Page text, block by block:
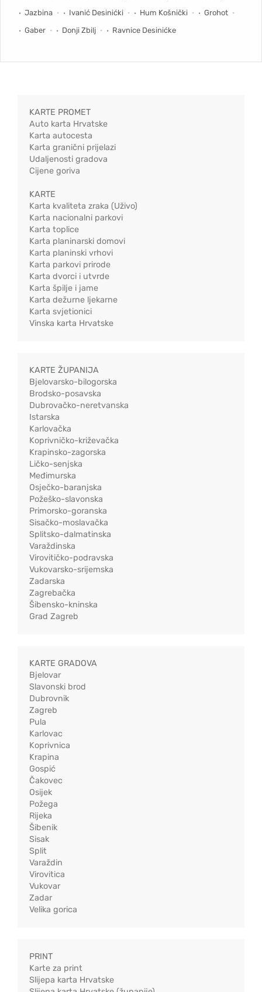
Jazbina
Ivanić Desinićki Hum Košnički
Grohot
Gaber
Donji Zbilj Ravnice Desinićke
KARTE PROMET
Auto karta Hrvatske
Karta autocesta
Karta granični prijelazi
Udaljenosti gradova
Cijene goriva
KARTE
Karta kvaliteta zraka (Uživo)
Karta nacionalni parkovi
Karta toplice
Karta planinarski domovi
Karta planinski vrhovi
Karta parkovi prirode
Karta dvorci i utvrde
Karta špilje i jame
Karta dežurne ljekarne
Karta svjetionici
Vinska karta Hrvatske
KARTE ŽUPANIJA
Bjelovarsko-bilogorska
Brodsko-posavska
Dubrovačko-neretvanska
Istarska
Karlovačka
Koprivničko-križevačka
Krapinsko-zagorska
Ličko-senjska
Međimurska
Osječko-baranjska
Požeško-slavonska
Primorsko-goranska
Sisačko-moslavačka
Splitsko-dalmatinska
Varaždinska
Virovitičko-podravska
Vukovarsko-srijemska
Zadarska
Zagrebačka
Šibensko-kninska
Grad Zagreb
KARTE GRADOVA
Bjelovar
Slavonski brod
Dubrovnik
Zagreb
Pula
Karlovac
Koprivnica
Krapina
Gospić
Čakovec
Osijek
Požega
Rijeka
Šibenik
Sisak
Split
Varaždin
Virovitica
Vukovar
Zadar
Velika gorica
PRINT
Karte za print
Slijepa karta Hrvatske